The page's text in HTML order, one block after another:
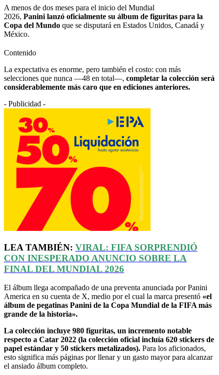
A menos de dos meses para el inicio del Mundial
2026, Panini lanzó oficialmente su álbum de figuritas para la
Copa del Mundo que se disputará en Estados Unidos, Canadá y
México.
Contenido
La expectativa es enorme, pero también el costo: con más
selecciones que nunca —48 en total—, completar la colección será
considerablemente más caro que en ediciones anteriores.
- Publicidad -
LEA TAMBIÉN: VIRAL: FIFA SORPRENDIÓ
CON INESPERADO ANUNCIO SOBRE LA
FINAL DEL MUNDIAL 2026
El álbum llega acompañado de una preventa anunciada por Panini
America en su cuenta de X, medio por el cual la marca presentó «el
álbum de pegatinas Panini de la Copa Mundial de la FIFA más
grande de la historia».
La colección incluye 980 figuritas, un incremento notable
respecto a Catar 2022 (la colección oficial incluía 620 stickers de
papel estándar y 50 stickers metalizados). Para los aficionados,
esto significa más páginas por llenar y un gasto mayor para alcanzar
el ansiado álbum completo.